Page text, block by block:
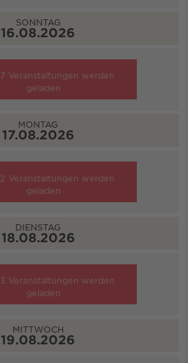
SONNTAG
16.08.2026
7 Veranstaltungen werden
geladen
MONTAG
17.08.2026
2 Veranstaltungen werden
geladen
DIENSTAG
18.08.2026
3 Veranstaltungen werden
geladen
MITTWOCH
19.08.2026